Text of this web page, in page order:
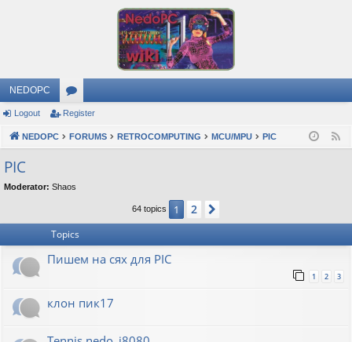
NEDOPC
or
u
s
Logout Register
NEDOPC FORUMS RETROCOMPUTING MCU/MPU PIC
PIC
Moderator: Shaos
64 topics 1 2
Topics
Пишем на сях для PIC
1 2 3
клон пик17